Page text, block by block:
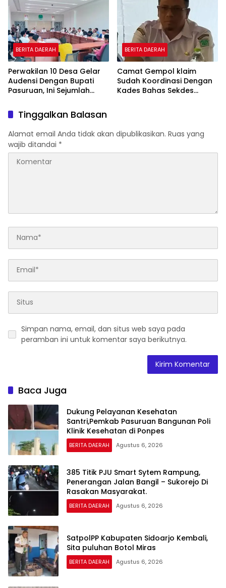
BERITA DAERAH
Perwakilan 10 Desa Gelar
Audensi Dengan Bupati
Pasuruan, Ini Sejumlah
BERITA DAERAH
Camat Gempol klaim
Sudah Koordinasi Dengan
Kades Bahas Sekdes
Tinggalkan Balasan
Alamat email Anda tidak akan dipublikasikan. Ruas yang
wajib ditandai *
Simpan nama, email, dan situs web saya pada
peramban ini untuk komentar saya berikutnya.
Baca Juga
Dukung Pelayanan Kesehatan
Santri,Pemkab Pasuruan Bangunan Poli
Klinik Kesehatan di Ponpes
BERITA DAERAH Agustus 6, 2026
385 Titik PJU Smart Sytem Rampung,
Penerangan Jalan Bangil – Sukorejo Di
Rasakan Masyarakat.
BERITA DAERAH Agustus 6, 2026
SatpolPP Kabupaten Sidoarjo Kembali,
Sita puluhan Botol Miras
BERITA DAERAH Agustus 6, 2026